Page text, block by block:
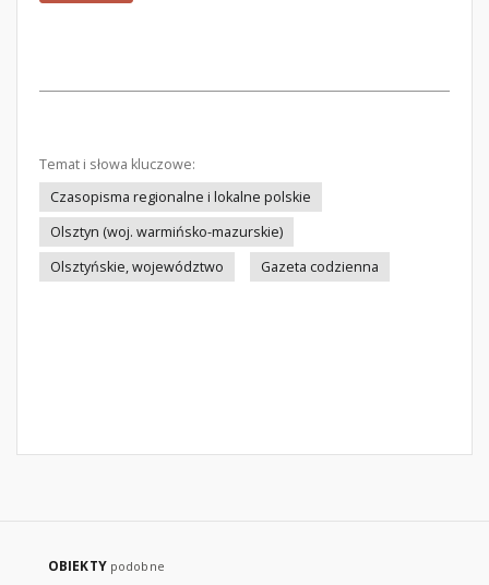
Temat i słowa kluczowe:
Czasopisma regionalne i lokalne polskie
Olsztyn (woj. warmińsko-mazurskie)
Olsztyńskie, województwo
Gazeta codzienna
OBIEKTY podobne